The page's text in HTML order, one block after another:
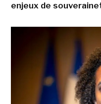
enjeux de